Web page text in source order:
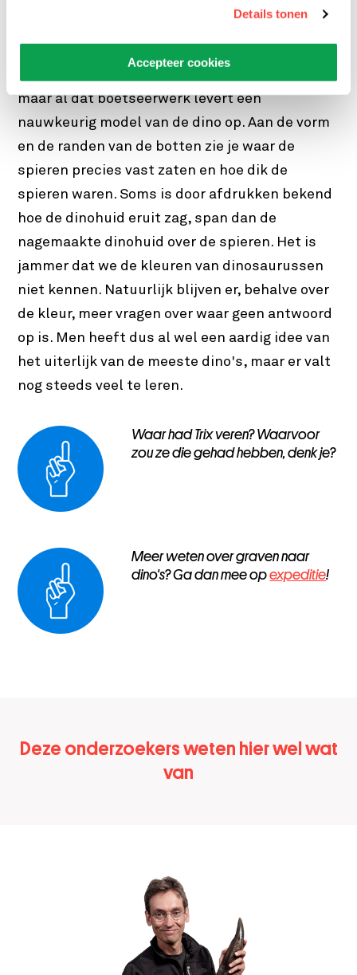
Details tonen
Accepteer cookies
maar al dat boetseerwerk levert een
nauwkeurig model van de dino op. Aan de vorm
en de randen van de botten zie je waar de
spieren precies vast zaten en hoe dik de
spieren waren. Soms is door afdrukken bekend
hoe de dinohuid eruit zag, span dan de
nagemaakte dinohuid over de spieren. Het is
jammer dat we de kleuren van dinosaurussen
niet kennen. Natuurlijk blijven er, behalve over
de kleur, meer vragen over waar geen antwoord
op is. Men heeft dus al wel een aardig idee van
het uiterlijk van de meeste dino's, maar er valt
nog steeds veel te leren.
Waar had Trix veren? Waarvoor
zou ze die gehad hebben, denk je?
Meer weten over graven naar
dino's? Ga dan mee opexpeditie!
Deze onderzoekers weten hier wel wat
van